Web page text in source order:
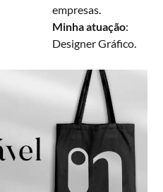
empresas.
Minha atuação:
Designer Gráfico.